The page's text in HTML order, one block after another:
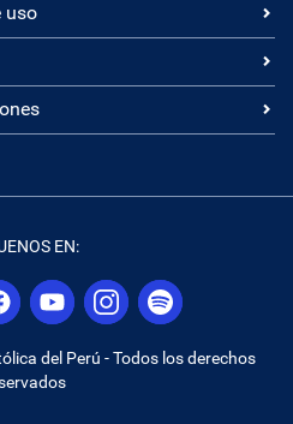
uso
EN:
del Perú - Todos los derechos